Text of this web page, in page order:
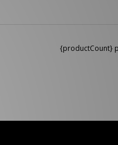
{productCount}